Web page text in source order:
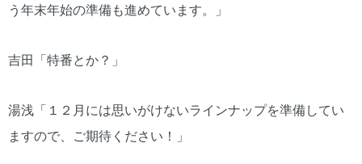
う年末年始の準備も進めています。」
吉田「特番とか？」
湯浅「１２月には思いがけないラインナップを準備してい
ますので、ご期待ください！」